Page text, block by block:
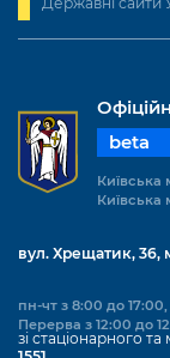
beta
Київська
Київська
вул. Хрещатик, 36,
пн-чт з 8:00 до
Перерва з 12:00 до
зі стаціонарного